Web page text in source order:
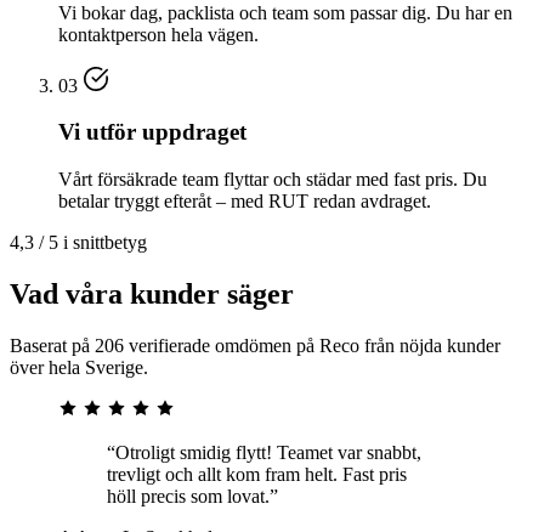
Vi bokar dag, packlista och team som passar dig. Du har en
kontaktperson hela vägen.
03
Vi utför uppdraget
Vårt försäkrade team flyttar och städar med fast pris. Du
betalar tryggt efteråt – med RUT redan avdraget.
4,3 / 5 i snittbetyg
Vad våra kunder säger
Baserat på 206 verifierade omdömen på Reco från nöjda kunder
över hela Sverige.
“Otroligt smidig flytt! Teamet var snabbt,
trevligt och allt kom fram helt. Fast pris
höll precis som lovat.”